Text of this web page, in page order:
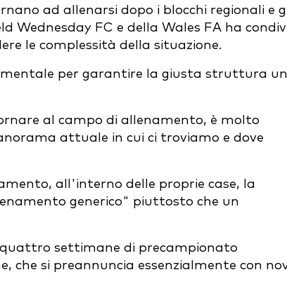
ad allenarsi dopo i blocchi regionali e
Wednesday FC e della Wales FA ha
le complessità della situazione.
per garantire la giusta struttura
al campo di allenamento, è molto
attuale in cui ci troviamo e dove
all'interno delle proprie case, la
generico" piuttosto che un
settimane di precampionato
che si preannuncia essenzialmente con